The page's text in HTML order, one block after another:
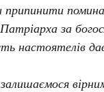
за
настоятелів